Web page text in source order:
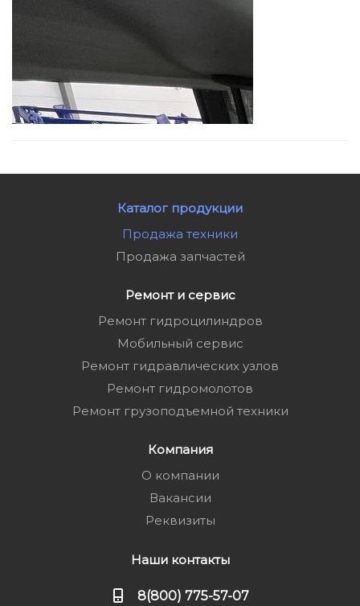
Каталог продукции
Продажа техники
Продажа запчастей
Ремонт и сервис
Ремонт гидроцилиндров
Мобильный сервис
Ремонт гидравлических узлов
Ремонт гидромолотов
Ремонт грузоподъемной техники
Компания
О компании
Вакансии
Реквизиты
Наши контакты
8(800) 775-57-07